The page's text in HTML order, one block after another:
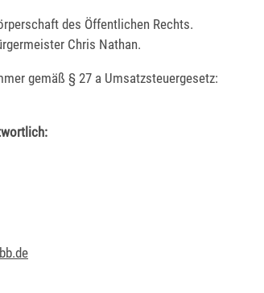
des Öffentlichen Rechts.
Chris Nathan.
gemäß § 27 a Umsatzsteuergesetz: